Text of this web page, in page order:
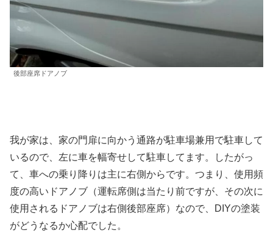
後部座席ドアノブ
我が家は、家の門扉に向かう通路が駐車場兼用で駐車して
いるので、左に車を幅寄せして駐車してます。したがっ
て、車への乗り降りは主に右側からです。つまり、使用頻
度の高いドアノブ（運転席側は当たり前ですが、その次に
使用されるドアノブは右側後部座席）なので、DIYの塗装
がどうなるか心配でした。